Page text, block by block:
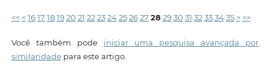
<< < 16 17 18 19 20 21 22 23 24 25 26 27 28 29 30 31 32 33 34 35 > >>
Você também pode iniciar uma pesquisa avançada por
similaridadepara este artigo.